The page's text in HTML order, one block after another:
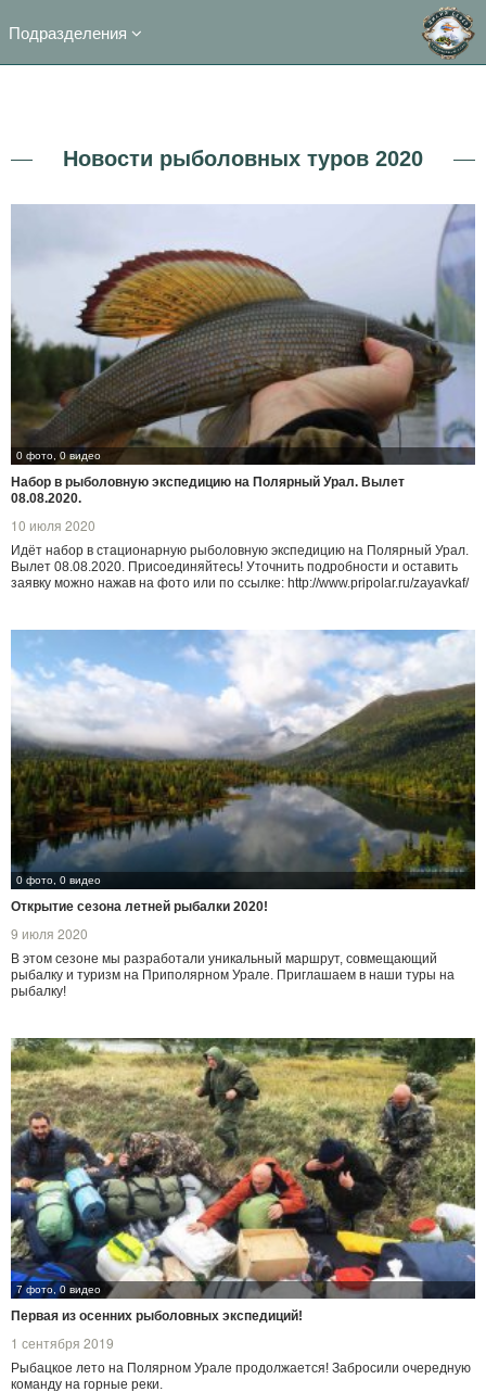
Подразделения
Новости рыболовных туров 2020
0 фото, 0 видео
Набор в рыболовную экспедицию на Полярный Урал. Вылет
08.08.2020.
10 июля 2020
Идёт набор в стационарную рыболовную экспедицию на Полярный Урал.
Вылет 08.08.2020. Присоединяйтесь! Уточнить подробности и оставить
заявку можно нажав на фото или по ссылке: http://www.pripolar.ru/zayavkaf/
0 фото, 0 видео
Открытие сезона летней рыбалки 2020!
9 июля 2020
В этом сезоне мы разработали уникальный маршрут, совмещающий
рыбалку и туризм на Приполярном Урале. Приглашаем в наши туры на
рыбалку!
7 фото, 0 видео
Первая из осенних рыболовных экспедиций!
1 сентября 2019
Рыбацкое лето на Полярном Урале продолжается! Забросили очередную
команду на горные реки.